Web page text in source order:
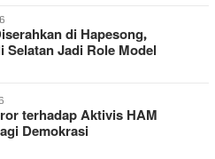
di Hapesong,
Selatan Jadi Role Model
terhadap Aktivis HAM
Demokrasi